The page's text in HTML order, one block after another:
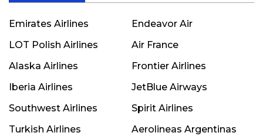
Emirates Airlines
Endeavor Air
LOT Polish Airlines
Air France
Alaska Airlines
Frontier Airlines
Iberia Airlines
JetBlue Airways
Southwest Airlines
Spirit Airlines
Turkish Airlines
Aerolineas Argentinas